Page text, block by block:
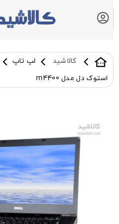
کالاشید لپ تاپ
استوک دل مدل m4400